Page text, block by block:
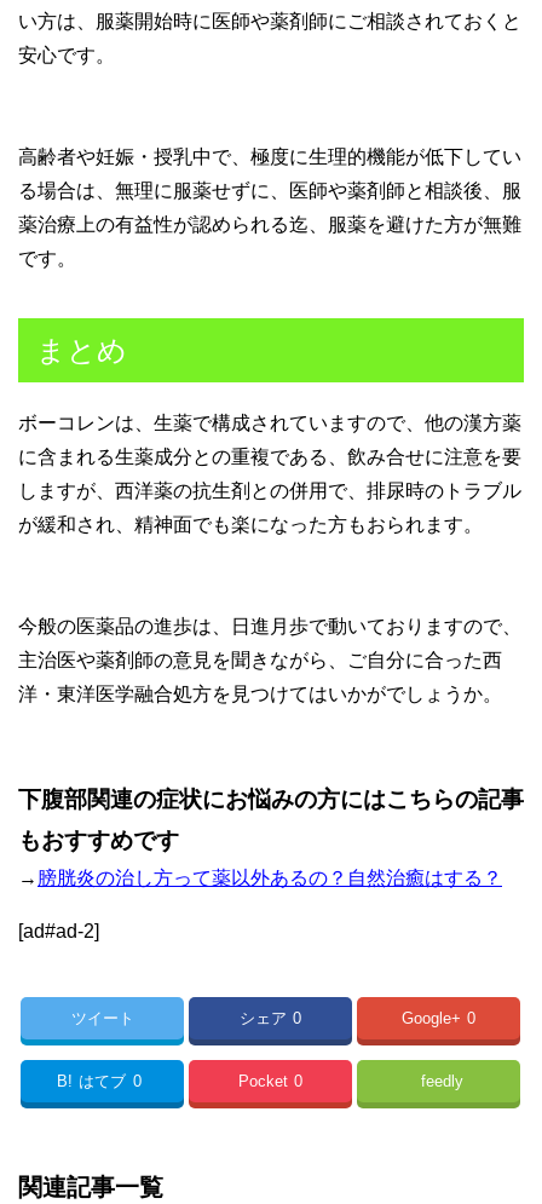
い方は、服薬開始時に医師や薬剤師にご相談されておくと
安心です。
高齢者や妊娠・授乳中で、極度に生理的機能が低下してい
る場合は、無理に服薬せずに、医師や薬剤師と相談後、服
薬治療上の有益性が認められる迄、服薬を避けた方が無難
です。
まとめ
ボーコレンは、生薬で構成されていますので、他の漢方薬
に含まれる生薬成分との重複である、飲み合せに注意を要
しますが、西洋薬の抗生剤との併用で、排尿時のトラブル
が緩和され、精神面でも楽になった方もおられます。
今般の医薬品の進歩は、日進月歩で動いておりますので、
主治医や薬剤師の意見を聞きながら、ご自分に合った西
洋・東洋医学融合処方を見つけてはいかがでしょうか。
下腹部関連の症状にお悩みの方にはこちらの記事
もおすすめです
→ 膀胱炎の治し方って薬以外あるの？自然治癒はする？
[ad#ad-2]
ツイート シェア 0 Google+ 0
B! はてブ 0 Pocket 0 feedly
関連記事一覧